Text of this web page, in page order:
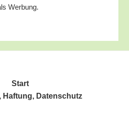
Werbung.
Start
Haf­tung, Datenschutz